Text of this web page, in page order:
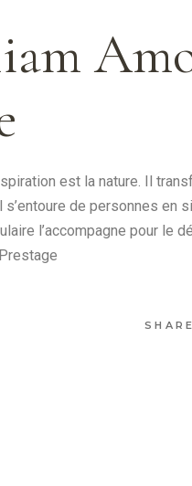
est la nature. Il
de personnes en
l’accompagne pour le